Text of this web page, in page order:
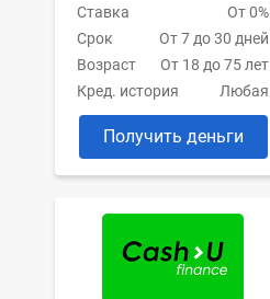
Ставка
От 0%
Срок
От 7 до 30 дней
Возраст
От 18 до 75 лет
Кред. история
Любая
Получить деньги